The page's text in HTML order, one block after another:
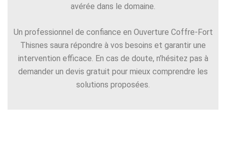
avérée dans le domaine.
Un professionnel de confiance en Ouverture Coffre-Fort
Thisnes saura répondre à vos besoins et garantir une
intervention efficace. En cas de doute, n’hésitez pas à
demander un devis gratuit pour mieux comprendre les
solutions proposées.